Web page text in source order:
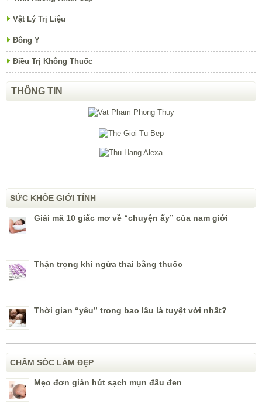
Vật Lý Trị Liệu
Đông Y
Điều Trị Không Thuốc
THÔNG TIN
SỨC KHỎE GIỚI TÍNH
Giải mã 10 giấc mơ về “chuyện ấy” của nam giới
Thận trọng khi ngừa thai bằng thuốc
Thời gian “yêu” trong bao lâu là tuyệt vời nhất?
CHĂM SÓC LÀM ĐẸP
Mẹo đơn giản hút sạch mụn đầu đen